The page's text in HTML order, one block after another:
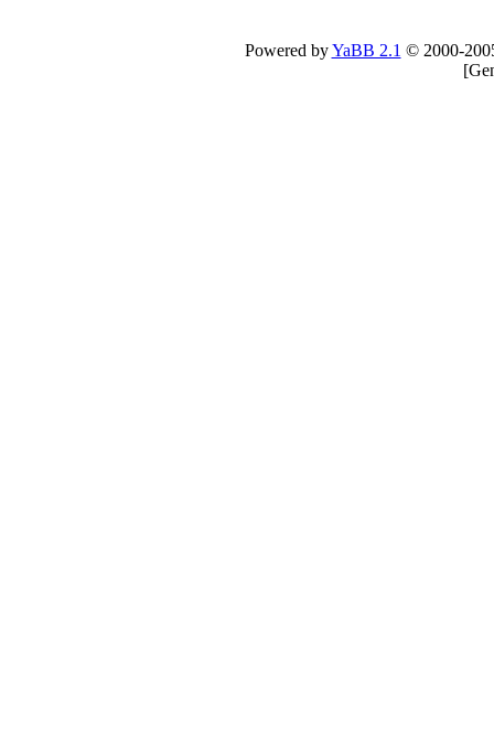
Powered byYaBB 2.1 © 2000-
[